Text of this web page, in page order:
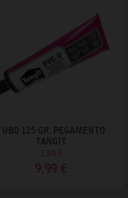
TUBO 125 GR. PEGAMENTO
TANGIT
1303
9,99 €